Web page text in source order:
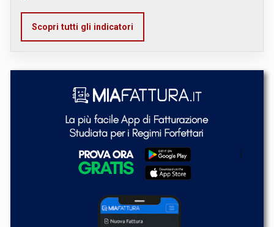
Scopri tutti gli indicatori